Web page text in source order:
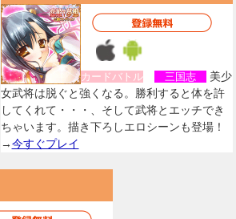
カードバトル 三国志
美少
女武将は脱ぐと強くなる。勝利すると体を許
してくれて・・・、そして武将とエッチでき
ちゃいます。描き下ろしエロシーンも登場！
→今すぐプレイ